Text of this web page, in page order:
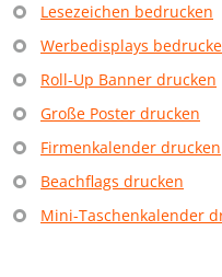
Lesezeichen bedrucken
Werbedisplays
Roll-Up Banner drucken
Große Poster drucken
Firmenkalender drucken
Beachflags drucken
Mini-Taschenkalender